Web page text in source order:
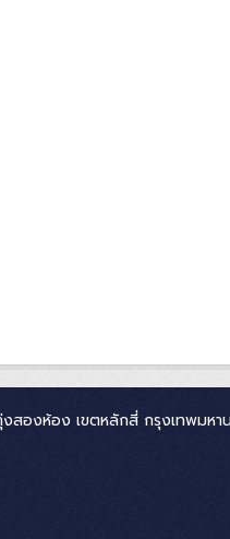
องห้อง เขตหลักสี่ กรุงเทพมหา